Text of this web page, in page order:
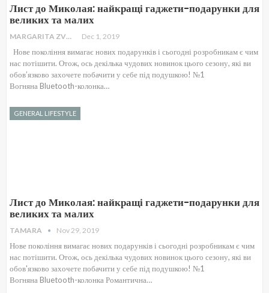
Лист до Миколая: найкращі гаджети-подарунки для
великих та малих
MARGARITA ZVOLIANSKAYA Dec 1, 2019
Нове покоління вимагає нових подарунків і сьогодні розробникам є чим
нас потішити. Отож, ось декілька чудових новинок цього сезону, які ви
обов’язково захочете побачити у себе під подушкою! №1
Вогняна Bluetooth-колонка…
GENERAL LIFESTYLE
Лист до Миколая: найкращі гаджети-подарунки для
великих та малих
TAMARA Nov 29, 2019
Нове покоління вимагає нових подарунків і сьогодні розробникам є чим
нас потішити. Отож, ось декілька чудових новинок цього сезону, які ви
обов'язково захочете побачити у себе під подушкою! №1
Вогняна Bluetooth-колонка Романтична…